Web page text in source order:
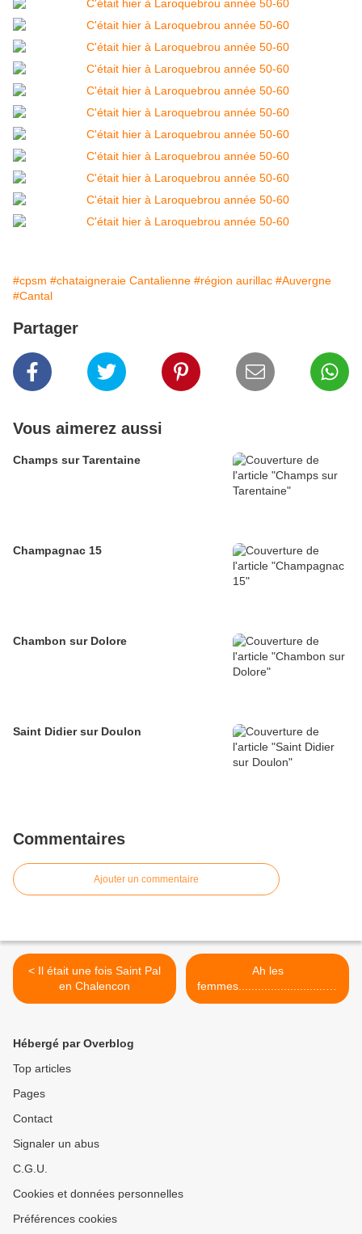
#cpsm #chataigneraie Cantalienne #région aurillac #Auvergne
#Cantal
Partager
Vous aimerez aussi
Champs sur Tarentaine
Champagnac 15
Chambon sur Dolore
Saint Didier sur Doulon
Commentaires
Ajouter un commentaire
< Il était une fois Saint Pal
en Chalencon
Ah les
femmes...............................
>
Hébergé par Overblog
Top articles
Pages
Contact
Signaler un abus
C.G.U.
Cookies et données personnelles
Préférences cookies